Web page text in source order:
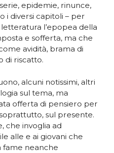
epidemie, rinunce,
i diversi capitoli – per
l’epopea della
e sofferta, ma che
avidità, brama di
di riscatto.
alcuni notissimi, altri
sul tema, ma
offerta di pensiero per
sul presente.
che invoglia ad
alle e ai giovani che
fame neanche